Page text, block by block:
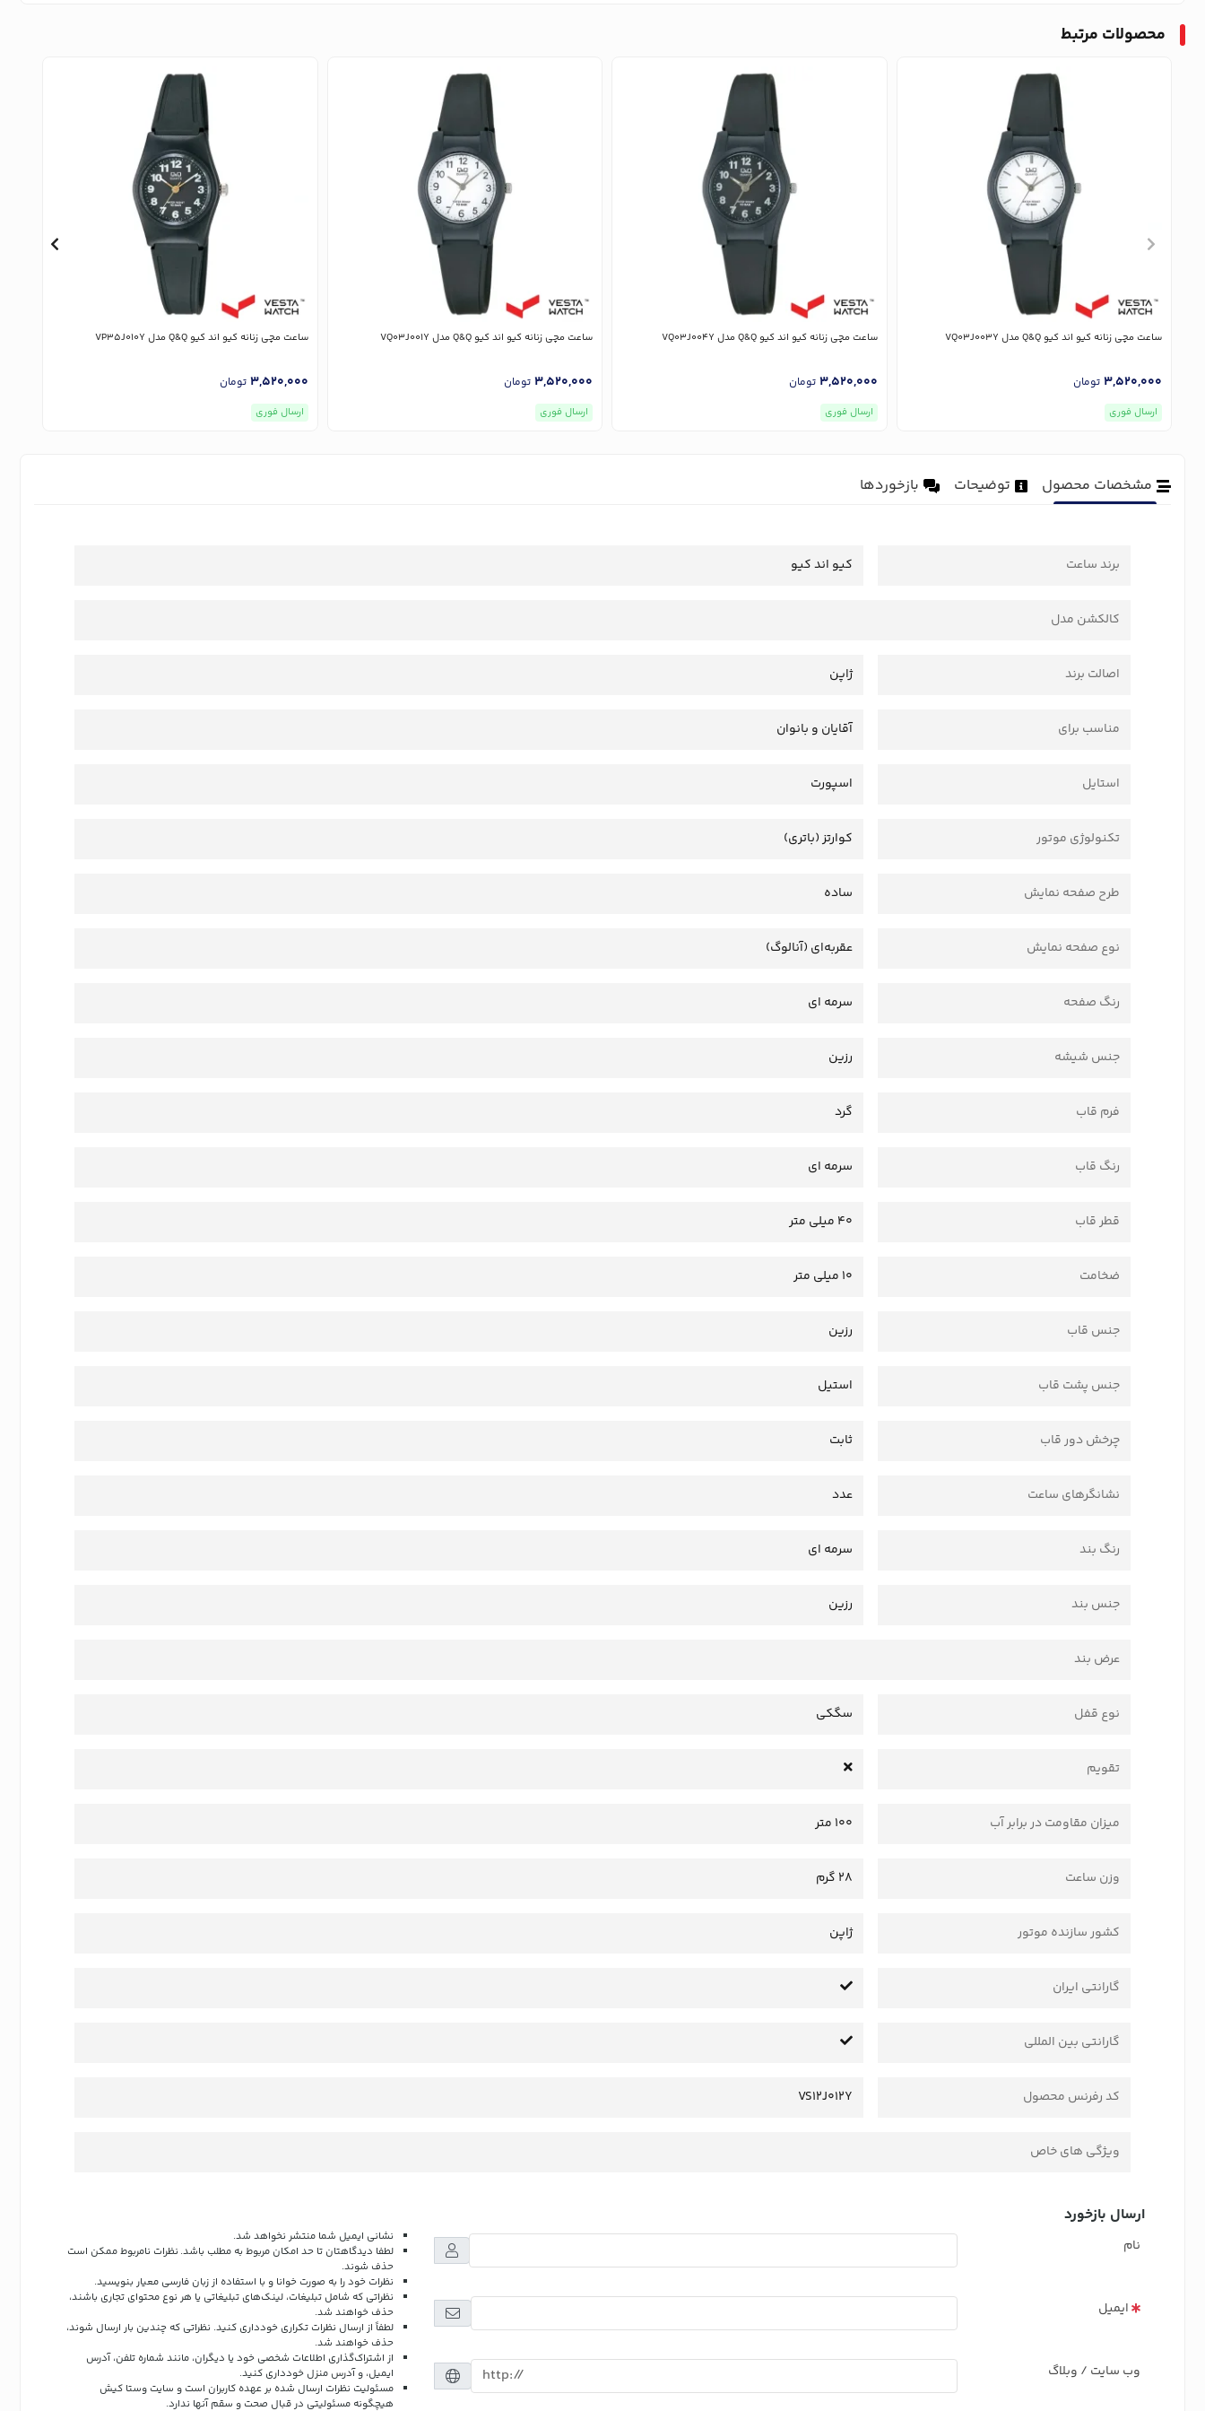
محصولات مرتبط
ساعت مچی زنانه کیو اند کیو Q&Q مدل VQ03J003Y
3,520,000 تومان
ارسال فوری
ساعت مچی زنانه کیو اند کیو Q&Q مدل VQ03J004Y
3,520,000 تومان
ارسال فوری
ساعت مچی زنانه کیو اند کیو Q&Q مدل VQ03J001Y
3,520,000 تومان
ارسال فوری
ساعت مچی زنانه کیو اند کیو Q&Q مدل VP35J010Y
3,520,000 تومان
ارسال فوری
مشخصات محصول توضیحات بازخوردها
برند ساعت کیو اند کیو
کالکشن مدل
اصالت برند ژاپن
مناسب برای آقایان و بانوان
استایل اسپورت
تکنولوژی موتور کوارتز (باتری)
طرح صفحه نمایش ساده
نوع صفحه نمایش عقربه‌ای (آنالوگ)
رنگ صفحه سرمه ای
جنس شیشه رزین
فرم قاب گرد
رنگ قاب سرمه ای
قطر قاب 40 میلی متر
ضخامت 10 میلی متر
جنس قاب رزین
جنس پشت قاب استیل
چرخش دور قاب ثابت
نشانگرهای ساعت عدد
رنگ بند سرمه ای
جنس بند رزین
عرض بند
نوع قفل سگکی
تقویم
میزان مقاومت در برابر آب 100 متر
وزن ساعت 28 گرم
کشور سازنده موتور ژاپن
گارانتی ایران
گارانتی بین المللی
کد رفرنس محصول VS12J012Y
ویژگی های خاص
ارسال بازخورد
نام
ایمیل
وب سایت / وبلاگ
نشانی ایمیل شما منتشر نخواهد شد.
لطفا دیدگاهتان تا حد امکان مربوط به مطلب باشد. نظرات نامربوط ممکن است
حذف شوند.
نظرات خود را به صورت خوانا و با استفاده از زبان فارسی معیار بنویسید.
نظراتی که شامل تبلیغات، لینک‌های تبلیغاتی یا هر نوع محتوای تجاری باشند،
حذف خواهند شد.
لطفاً از ارسال نظرات تکراری خودداری کنید. نظراتی که چندین بار ارسال شوند،
حذف خواهند شد.
از اشتراک‌گذاری اطلاعات شخصی خود یا دیگران، مانند شماره تلفن، آدرس
ایمیل، و آدرس منزل خودداری کنید.
مسئولیت نظرات ارسال شده بر عهده کاربران است و سایت وستا کیش
هیچگونه مسئولیتی در قبال صحت و سقم آنها ندارد.